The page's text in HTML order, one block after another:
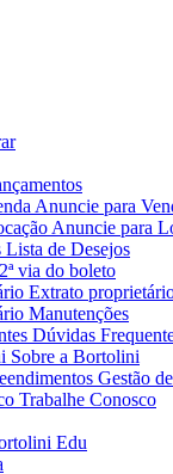
Anuncie para
Anuncie para
Lista de Desejos
2ª via do boleto
Extrato
Manutenções
Dúvidas
Sobre a Bortolini
Gestão
Trabalhe Conosco
Edu